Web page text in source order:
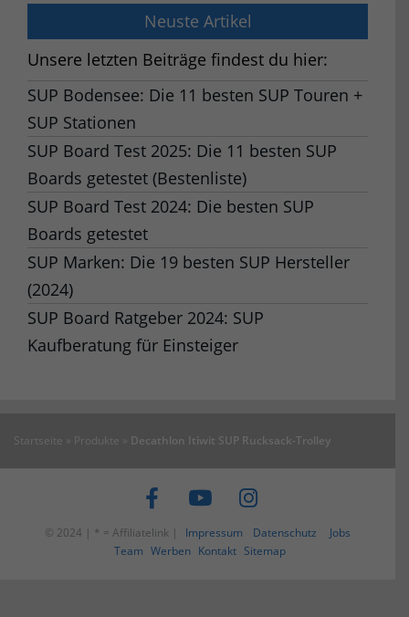
Neuste Artikel
Unsere letzten Beiträge findest du hier:
SUP Bodensee: Die 11 besten SUP Touren +
SUP Stationen
SUP Board Test 2025: Die 11 besten SUP
Boards getestet (Bestenliste)
SUP Board Test 2024: Die besten SUP
Boards getestet
SUP Marken: Die 19 besten SUP Hersteller
(2024)
SUP Board Ratgeber 2024: SUP
Kaufberatung für Einsteiger
Startseite » Produkte » Decathlon Itiwit SUP Rucksack-Trolley
© 2024 | * = Affiliatelink | Impressum Datenschutz
Jobs
Team Werben Kontakt Sitemap